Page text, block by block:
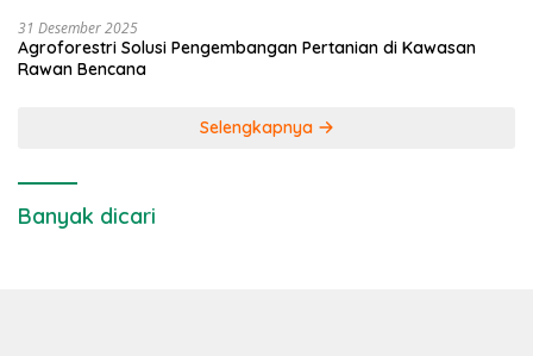
31 Desember 2025
Agroforestri Solusi Pengembangan Pertanian di Kawasan
Rawan Bencana
Selengkapnya
Banyak dicari